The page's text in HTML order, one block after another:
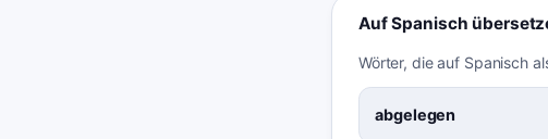
Auf Spanisch
Wörter, die auf Spanisch
abgelegen